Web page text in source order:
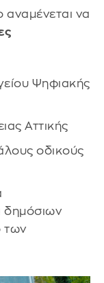
αναμένεται να
Ψηφιακής
Αττικής
οδικούς
δημόσιων
των